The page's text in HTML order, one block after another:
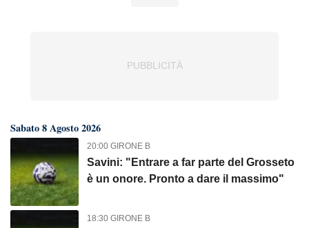
Sabato 8 Agosto 2026
20:00 GIRONE B
Savini: "Entrare a far parte del Grosseto
è un onore. Pronto a dare il massimo"
18:30 GIRONE B